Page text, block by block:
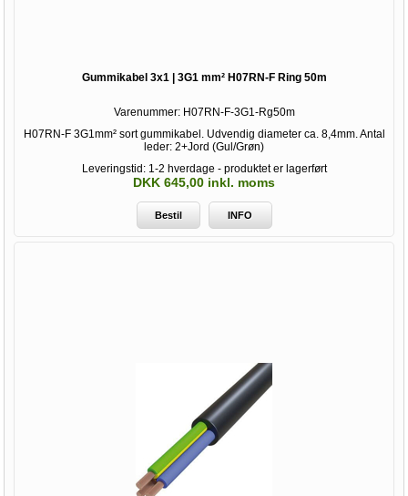
Gummikabel 3x1 | 3G1 mm² H07RN-F Ring 50m
Varenummer: H07RN-F-3G1-Rg50m
H07RN-F 3G1mm² sort gummikabel. Udvendig diameter ca. 8,4mm. Antal
leder: 2+Jord (Gul/Grøn)
Leveringstid: 1-2 hverdage - produktet er lagerført
DKK 645,00 inkl. moms
Bestil INFO